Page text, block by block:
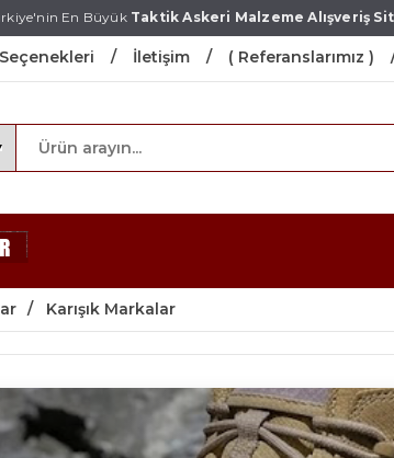
En BüyükTaktik Askeri Malzeme Alışveriş
İletişim ( Referanslarımız )
Karışık Markalar